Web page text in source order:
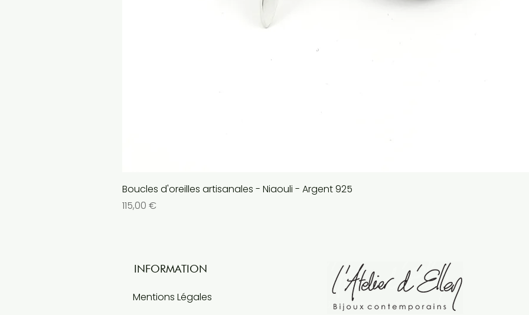
Boucles d'oreilles artisanales - Niaouli - Argent 925
Prix
115,00 €
INFORMATION
Mentions Légales